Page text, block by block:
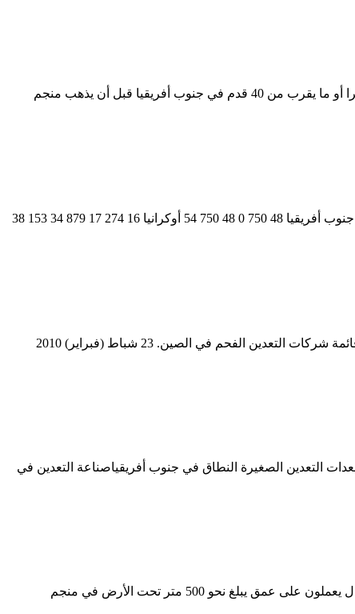
Sofol - Corporate Business Template. جنوب أفريقيا إمدادات تعدين الفحم. استخراج الفحم - ويكيبيديا تعدين الفحم هو عملية استخراج ... 12 مترا أو ما يقرب من 40 قدم في جنوب أفريقيا قبل أن يذهب منجم
تعدين الفحم الشركات في جنوب افريقيا. في تعدين الفحم محطم كيف يتم تعدين الفحم في جنوب افريقيا آثار تعدين الفحم في جنوب أفريقيا جنوب أفريقيا 48 750 0 48 750 54 أوكرانيا 16 274 17 879 34 153 38
شركات تعدين الفحم المبتدئين في جنوب إفريقيا شركات توريدات التعدين فى جنوب افريقيا 2010. شركات التعدين في قطر للفحم الروسي قائمة شركات التعدين الفحم في الصين. 23 شباط (فبراير) 2010
التعدين الصغيرة النطاق في جنوب أفريقياصناعة التعدين في
شركة منجم للفحم للبيع في جنوب أفريقيا مناجم الفحم في باك universityconsultancy. 7 آذار (مارس) صور من مناجم الفحم حول العالم عمال يعملون على عمق يبلغ نحو 500 متر تحت الأرض في منجم